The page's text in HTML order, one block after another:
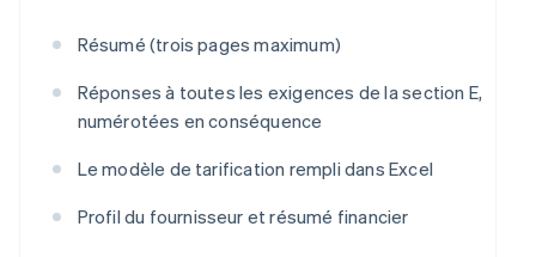
Résumé (trois pages maximum)
Réponses à toutes les exigences de la section E,
numérotées en conséquence
Le modèle de tarification rempli dans Excel
Profil du fournisseur et résumé financier